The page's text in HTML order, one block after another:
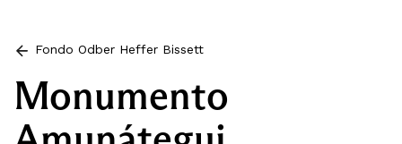
Fondo Odber Heffer Bissett
Monumento